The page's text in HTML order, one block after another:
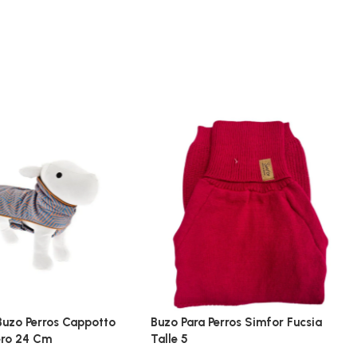
Perros Cappotto
24 Cm
Buzo Para Perros Simfor Fucsia
Talle 5